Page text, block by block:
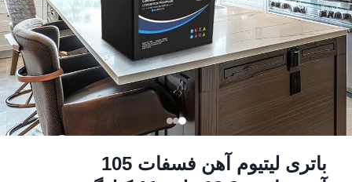
باتری لیتیوم آهن فسفات 105